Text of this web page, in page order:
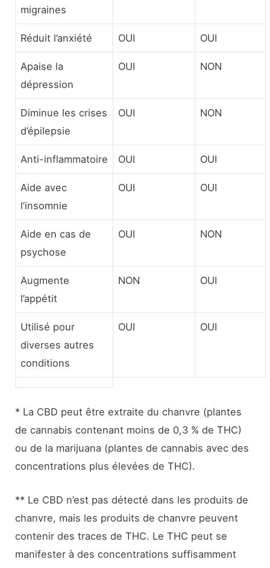
migraines
Réduit l’anxiété OUI OUI
Apaise la
dépression
OUI NON
Diminue les crises
d’épilepsie
OUI NON
Anti-inflammatoire OUI OUI
Aide avec
l’insomnie
OUI OUI
Aide en cas de
psychose
OUI NON
Augmente
l’appétit
NON OUI
Utilisé pour
diverses autres
conditions
OUI OUI
* La CBD peut être extraite du chanvre (plantes
de cannabis contenant moins de 0,3 % de THC)
ou de la marijuana (plantes de cannabis avec des
concentrations plus élevées de THC).
** Le CBD n’est pas détecté dans les produits de
chanvre, mais les produits de chanvre peuvent
contenir des traces de THC. Le THC peut se
manifester à des concentrations suffisamment